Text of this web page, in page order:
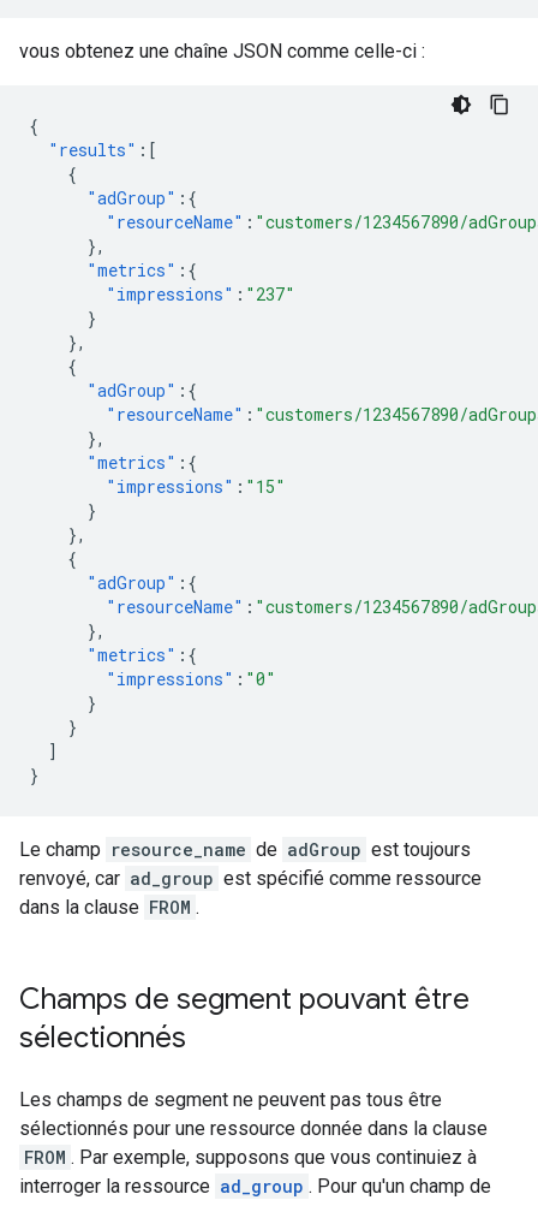
vous obtenez une chaîne JSON comme celle-ci :
{
"results" :[
{
"adGroup" :{
"resourceName" : "customers/1234567890/
},
"metrics" :{
"impressions" : "237"
}
},
{
"adGroup" :{
"resourceName" : "customers/1234567890/
},
"metrics" :{
"impressions" : "15"
}
},
{
"adGroup" :{
"resourceName" : "customers/1234567890/
},
"metrics" :{
"impressions" : "0"
}
}
]
}
Le champ resource_name de adGroup est toujours
renvoyé, car ad_group est spécifié comme ressource
dans la clause FROM .
Champs de segment pouvant être
sélectionnés
Les champs de segment ne peuvent pas tous être
sélectionnés pour une ressource donnée dans la clause
FROM . Par exemple, supposons que vous continuiez à
interroger la ressource ad_group . Pour qu'un champ de